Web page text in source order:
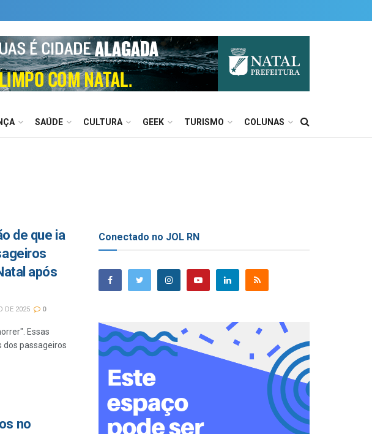
SAÚDE CULTURA GEEK TURISMO COLUNAS
de que ia
após
DE 2025 0
Essas
passageiros
no
Conectado no JOL RN